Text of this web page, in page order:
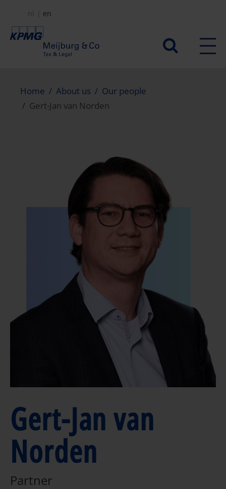
main
Secundair
nl en
Home About us
Our people
Gert-Jan van Norden
Gert-Jan van
Norden
Partner